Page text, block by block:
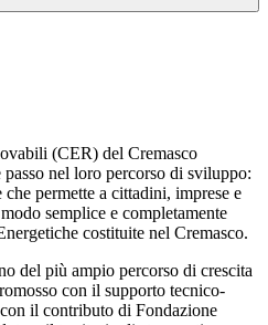
(CER) del Cremasco
nel loro percorso di sviluppo:
permette a cittadini, imprese e
semplice e completamente
costituite nel Cremasco.
del più ampio percorso di crescita
con il supporto tecnico-
il contributo di Fondazione